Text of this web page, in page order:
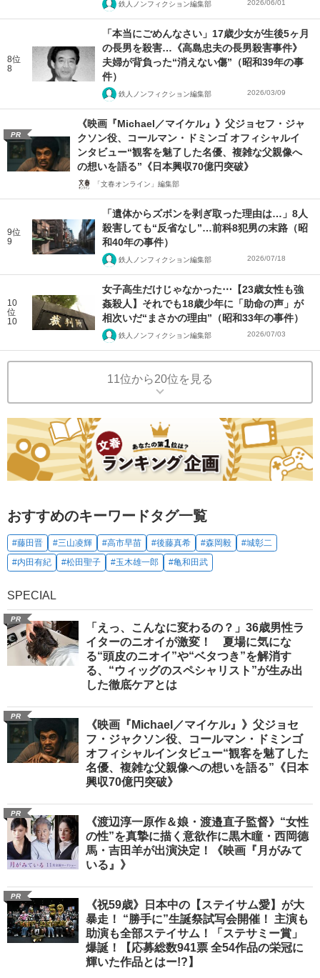
鉄人ノンフィクション編集部 2026/06/01
8位
8
「本当にごめんなさい」17歳少女が生後5ヶ月
の長男を殺害…《高島忠夫の長男殺害事件》
夫婦が背負った“消えない傷”（昭和39年の事
件）
鉄人ノンフィクション編集部 2026/03/09
PR
《映画『Michael／マイケル』》父ジョセフ・ジャ
クソン役、コールマン・ドミンゴ オフィシャルイ
ンタビュー“観客を魅了した名優、複雑な父親像へ
の想いを語る”《日本興収70億円突破》
「文春オンライン」編集部
9位
9
「遺体からズボンを剥ぎ取った理由は…」8人
殺害しても“反省なし”…前科8犯男の末路（昭
和40年の事件）
鉄人ノンフィクション編集部 2026/07/18
10
位
10
女子高生だけじゃなかった⋯【23歳女性も強
姦殺人】それでも18歳少年に「助命の声」が
相次いだ“まさかの理由”（昭和33年の事件）
鉄人ノンフィクション編集部 2026/07/03
11位から20位を見る
おすすめのキーワードタグ一覧
#藤田晋 #三山凌輝 #高市早苗 #後藤真希 #森岡毅
#城彰二
#内田有紀
#松田聖子 #玉木雄一郎 #亀和田武
SPECIAL
PR
「えっ、こんなに変わるの？」36歳男性ラ
イターのニオイが激変！ 夏場に気にな
る“頭皮のニオイ”や“ベタつき”を解消す
る、“ウィッグのスペシャリスト”が生み出
した徹底ケアとは
PR
《映画『Michael／マイケル』》父ジョセ
フ・ジャクソン役、コールマン・ドミンゴ
オフィシャルインタビュー“観客を魅了した
名優、複雑な父親像への想いを語る”《日本
興収70億円突破》
PR
《渡辺淳一原作＆娘・渡邉直子監督》“女性
の性”を真摯に描く意欲作に黒木瞳・西岡德
馬・吉田羊が出演決定！《映画『月がみて
いる』》
PR
《祝59歳》日本中の【ステイサム愛】が大
暴走！ “勝手に”生誕祭試写会開催！ 主演も
助演も全部ステイサム！「ステサミー賞」
爆誕！【応募総数941票 全54作品の栄冠に
輝いた作品とはー!?】